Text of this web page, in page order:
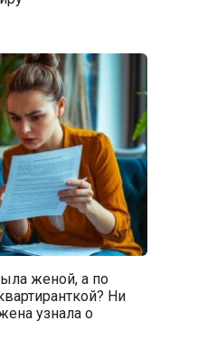
женой, а по
Ни
узнала о